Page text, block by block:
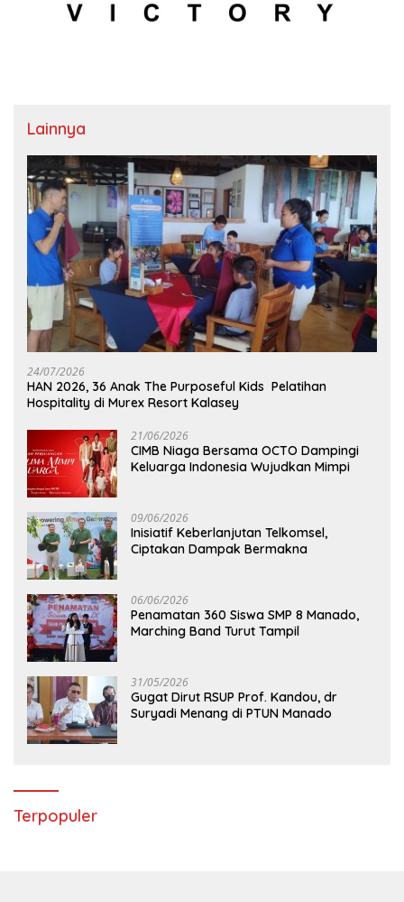
Lainnya
24/07/2026
HAN 2026, 36 Anak The Purposeful Kids Pelatihan
Hospitality di Murex Resort Kalasey
21/06/2026
CIMB Niaga Bersama OCTO Dampingi
Keluarga Indonesia Wujudkan Mimpi
09/06/2026
Inisiatif Keberlanjutan Telkomsel,
Ciptakan Dampak Bermakna
06/06/2026
Penamatan 360 Siswa SMP 8 Manado,
Marching Band Turut Tampil
31/05/2026
Gugat Dirut RSUP Prof. Kandou, dr
Suryadi Menang di PTUN Manado
Terpopuler